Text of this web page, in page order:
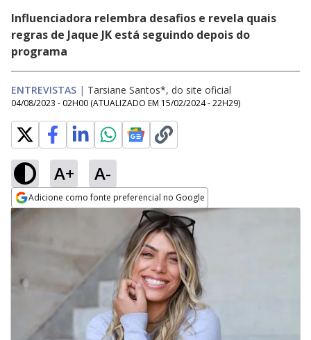
Influenciadora relembra desafios e revela quais
regras de Jaque JK está seguindo depois do
programa
ENTREVISTAS | Tarsiane Santos*, do site oficial
04/08/2023 - 02H00 (ATUALIZADO EM 15/02/2024 - 22H29)
A+ A-
Adicione como fonte preferencial no Google
Opens in new window